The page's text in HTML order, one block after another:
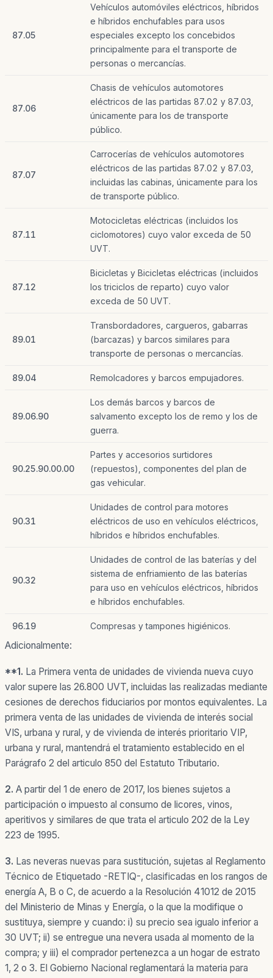
87.05
Vehículos automóviles eléctricos, híbridos
e híbridos enchufables para usos
especiales excepto los concebidos
principalmente para el transporte de
personas o mercancías.
87.06
Chasis de vehículos automotores
eléctricos de las partidas 87.02 y 87.03,
únicamente para los de transporte
público.
87.07
Carrocerías de vehículos automotores
eléctricos de las partidas 87.02 y 87.03,
incluidas las cabinas, únicamente para los
de transporte público.
87.11
Motocicletas eléctricas (incluidos los
ciclomotores) cuyo valor exceda de 50
UVT.
87.12
Bicicletas y Bicicletas eléctricas (incluidos
los triciclos de reparto) cuyo valor
exceda de 50 UVT.
89.01
Transbordadores, cargueros, gabarras
(barcazas) y barcos similares para
transporte de personas o mercancías.
89.04 Remolcadores y barcos empujadores.
89.06.90
Los demás barcos y barcos de
salvamento excepto los de remo y los de
guerra.
90.25.90.00.00
Partes y accesorios surtidores
(repuestos), componentes del plan de
gas vehicular.
90.31
Unidades de control para motores
eléctricos de uso en vehículos eléctricos,
híbridos e híbridos enchufables.
90.32
Unidades de control de las baterías y del
sistema de enfriamiento de las baterías
para uso en vehículos eléctricos, híbridos
e híbridos enchufables.
96.19 Compresas y tampones higiénicos.
Adicionalmente:
**1. La Primera venta de unidades de vivienda nueva cuyo
valor supere las 26.800 UVT, incluidas las realizadas mediante
cesiones de derechos fiduciarios por montos equivalentes. La
primera venta de las unidades de vivienda de interés social
VIS, urbana y rural, y de vivienda de interés prioritario VIP,
urbana y rural, mantendrá el tratamiento establecido en el
Parágrafo 2 del articulo 850 del Estatuto Tributario.
2. A partir del 1 de enero de 2017, los bienes sujetos a
participación o impuesto al consumo de licores, vinos,
aperitivos y similares de que trata el articulo 202 de la Ley
223 de 1995.
3. Las neveras nuevas para sustitución, sujetas al Reglamento
Técnico de Etiquetado -RETIQ-, clasificadas en los rangos de
energía A, B o C, de acuerdo a la Resolución 41012 de 2015
del Ministerio de Minas y Energía, o la que la modifique o
sustituya, siempre y cuando: i) su precio sea igualo inferior a
30 UVT; ii) se entregue una nevera usada al momento de la
compra; y iii) el comprador pertenezca a un hogar de estrato
1, 2 o 3. El Gobierno Nacional reglamentará la materia para